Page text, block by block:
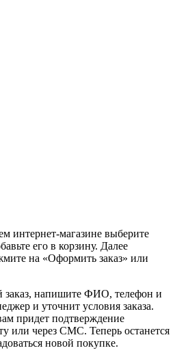
интернет-магазине выберите
его в корзину. Далее
на «Оформить заказ» или
заказ, напишите ФИО, телефон и
и уточнит условия заказа.
придет подтверждение
или через СМС. Теперь останется
новой покупке.